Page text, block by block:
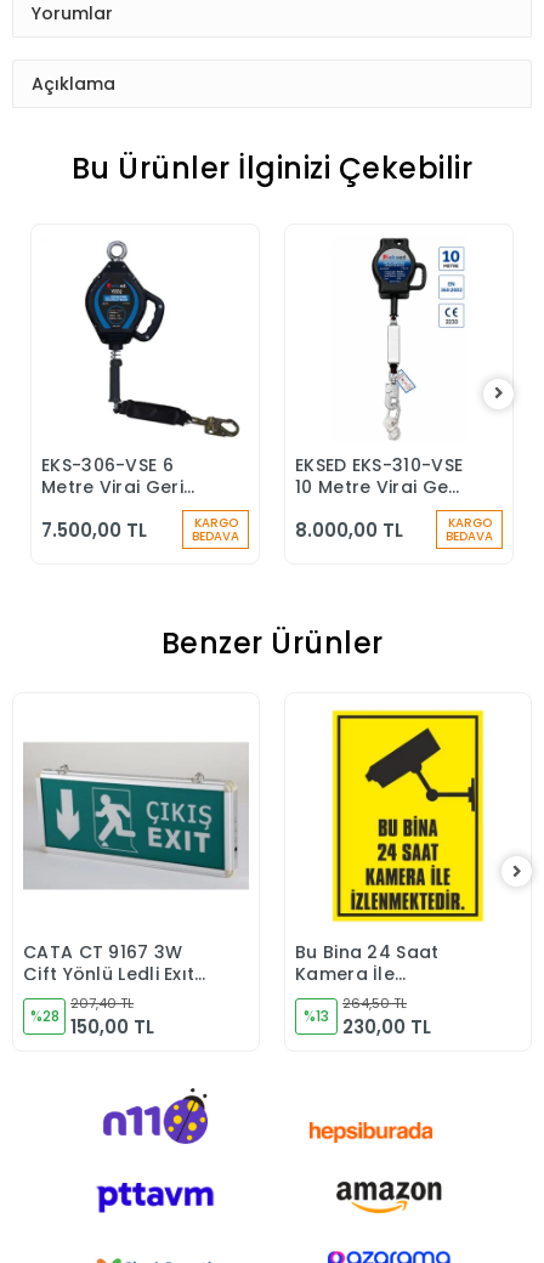
Yorumlar
Açıklama
Bu Ürünler İlginizi Çekebilir
Sepete Ekle
EKS-306-VSE 6
Metre Viraj Geri
Durdurucu Keskin
7.500,00 TL KARGO
BEDAVA
Sepete Ekle
EKSED EKS-310-VSE
10 Metre Viraj Geri
Durdurucu
8.000,00 TL KARGO
BEDAVA
Benzer Ürünler
Sepete Ekle
CATA CT 9167 3W
Çift Yönlü Ledli Exıt
Çıkış Armatür 3
Saat Akülü CT-9167-
12970
%28
207,40 TL
150,00 TL
Sepete Ekle
Bu Bina 24 Saat
Kamera İle
İzlenmektedir - İş
Güvenliği Levhası (
50x70 cm PVC
%13
264,50 TL
230,00 TL